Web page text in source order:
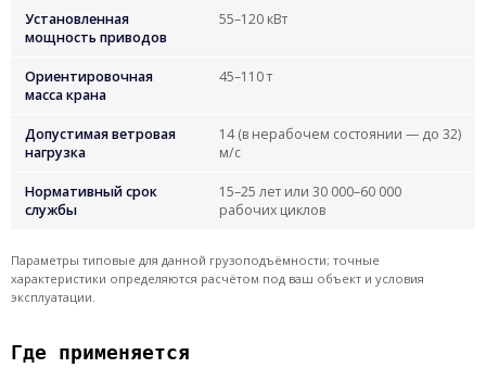
Установленная
мощность приводов
55–120 кВт
Ориентировочная
масса крана
45–110 т
Допустимая ветровая
нагрузка
14 (в нерабочем состоянии — до 32)
м/с
Нормативный срок
службы
15–25 лет или 30 000–60 000
рабочих циклов
Параметры типовые для данной грузоподъёмности; точные
характеристики определяются расчётом под ваш объект и условия
эксплуатации.
Где применяется